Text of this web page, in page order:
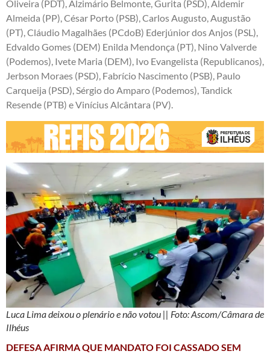
Oliveira (PDT), Alzimário Belmonte, Gurita (PSD), Aldemir
Almeida (PP), César Porto (PSB), Carlos Augusto, Augustão
(PT), Cláudio Magalhães (PCdoB) Ederjúnior dos Anjos (PSL),
Edvaldo Gomes (DEM) Enilda Mendonça (PT), Nino Valverde
(Podemos), Ivete Maria (DEM), Ivo Evangelista (Republicanos),
Jerbson Moraes (PSD), Fabrício Nascimento (PSB), Paulo
Carqueija (PSD), Sérgio do Amparo (Podemos), Tandick
Resende (PTB) e Vinícius Alcântara (PV).
Luca Lima deixou o plenário e não votou || Foto: Ascom/Câmara de
Ilhéus
DEFESA AFIRMA QUE MANDATO FOI CASSADO SEM